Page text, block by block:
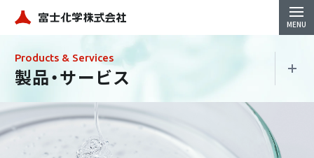
Products & Services
製品・サービス
製品・サービス